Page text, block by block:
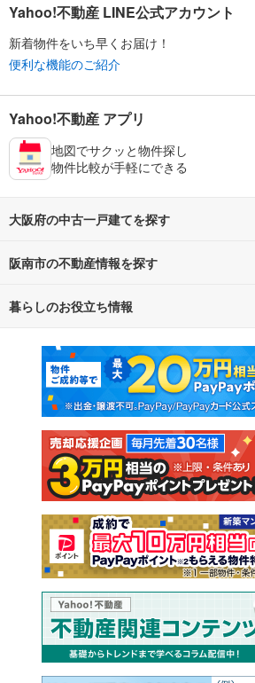
Yahoo!不動産 LINE公式アカウント
新着物件をいち早くお届け！
便利な機能のご紹介
Yahoo!不動産 アプリ
地図でサクッと物件探し
物件比較が手軽にできる
大阪府の中古一戸建てを探す
路線・駅から探す
通勤・通学時間から探す
阪南市の不動産情報を探す
不動産・住宅
新築マンション 中古マ
新築一戸建て 中古一
注文住宅 土地
売却査定
暮らしのお役立ち情報
マンションカタログ 教えて